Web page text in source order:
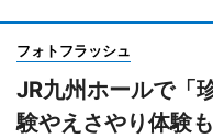
フォトフラッシュ
JR九州ホールで「
験やえさやり体験も